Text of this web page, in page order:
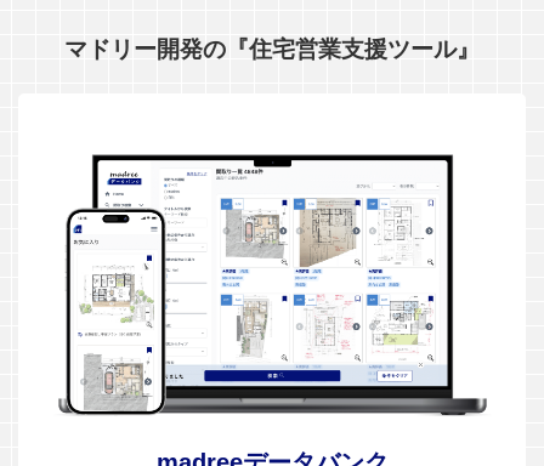
マドリー開発の『住宅営業支援ツール』